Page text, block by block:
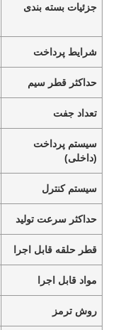
جزئیات بسته بندی
شرایط پرداخت
حداکثر قطر سیم
تعداد جفت
سیستم پرداخت
(داخلی)
سیستم کنترل
حداکثر سرعت تولید
قطر حلقه قابل اجرا
مواد قابل اجرا
روش ترمز